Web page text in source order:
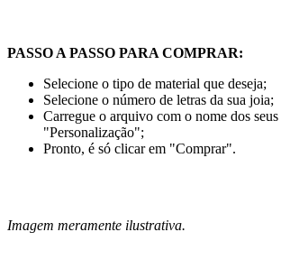
PASSO A PASSO PARA COMPRAR:
Selecione o tipo de material que deseja;
Selecione o número de letras da sua joia;
Carregue o arquivo com o nome dos
"Personalização";
Pronto, é só clicar em "Comprar".
Imagem meramente ilustrativa.